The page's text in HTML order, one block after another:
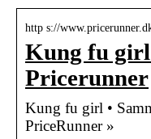
http s://
Kung fu
Pricerunner
Kung fu girl •
PriceRunner »